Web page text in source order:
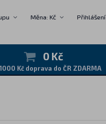
Měna: Kč Přihlášení
0 Kč
Kč doprava do ČR ZDARMA